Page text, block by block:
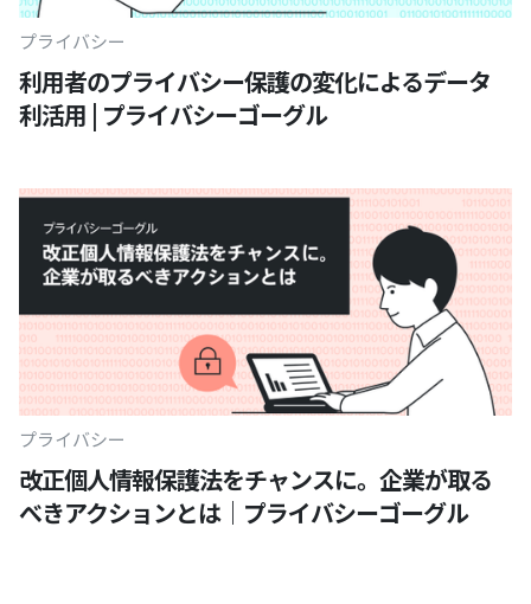
プライバシー
利用者のプライバシー保護の変化によるデータ
利活用 | プライバシーゴーグル
プライバシー
改正個人情報保護法をチャンスに。企業が取る
べきアクションとは｜プライバシーゴーグル